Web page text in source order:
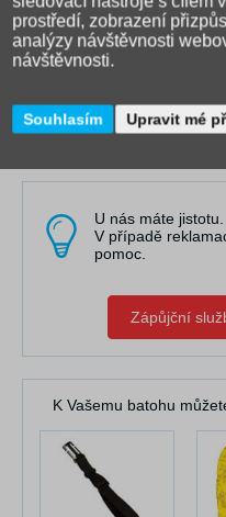
spolupracujeme s 25
Točíme videa, která
při výběru a
Obraťte se na
U nás máte jistotu.
V případě
pomoc.
Zápůjční
K Vašemu batohu
prostředí, zobrazení
analýzy návštěvnosti
návštěvnosti.
Souhlasím Upravit mé